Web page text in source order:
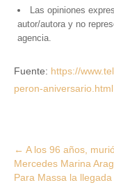
Las opiniones
autor/autora y no
agencia.
Fuente: https://
peron-aniversario.html
Post
navigation
← A los 96 años,
Mercedes Marina
Para Massa la